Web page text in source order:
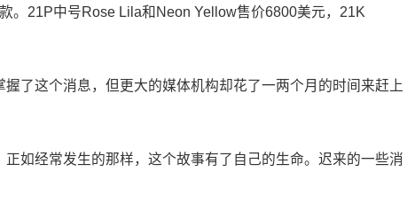
。21P中号Rose Lila和Neon Yellow售价6800美元，21K
了这个消息，但更大的媒体机构却花了一两个月的时间来赶上
如经常发生的那样，这个故事有了自己的生命。迟来的一些消